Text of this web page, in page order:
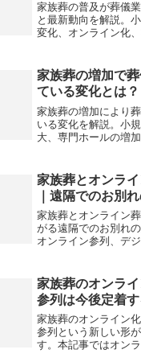
家族葬の普及が葬儀
と最新動向を解説。
変化、オンライン化
家族葬の増加で
ている変化とは？
家族葬の増加により
いる変化を解説。小
大、専門ホールの増
家族葬とオンラ
｜遠隔でのお別
家族葬とオンライン
がる遠隔でのお別れ
オンライン参列、デ
家族葬のオンラ
参列は今後定着す
家族葬のオンライン
参列という新しい形
す。本記事ではオン